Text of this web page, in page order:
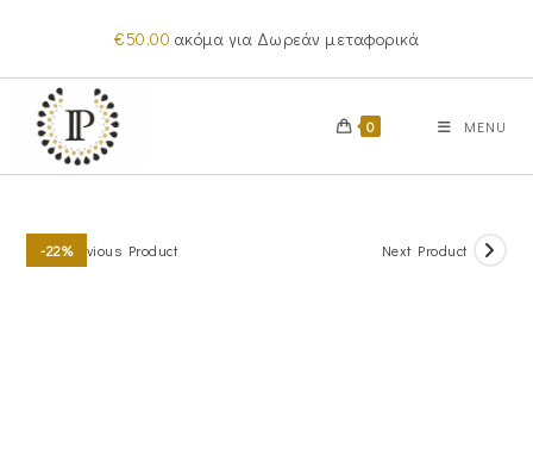
content
€50.00 ακόμα για Δωρεάν μεταφορικά
0 MENU
-22%Previous Product Next Product